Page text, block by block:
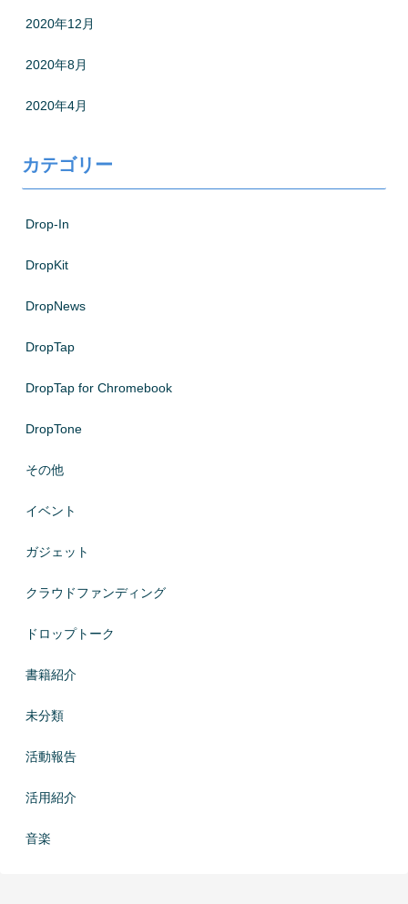
2020年12月
2020年8月
2020年4月
カテゴリー
Drop-In
DropKit
DropNews
DropTap
DropTap for Chromebook
DropTone
その他
イベント
ガジェット
クラウドファンディング
ドロップトーク
書籍紹介
未分類
活動報告
活用紹介
音楽